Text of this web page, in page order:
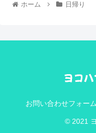
ホーム 日帰り
お問い合わせフォーム
© 2021